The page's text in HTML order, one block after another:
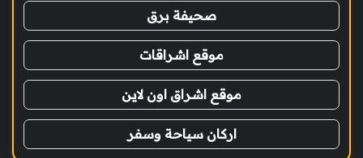
صحيفة برق
موقع اشراقات
موقع اشراق اون لاين
اركان سياحة وسفر